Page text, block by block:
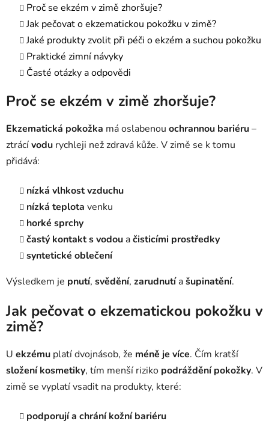
Proč se ekzém v zimě zhoršuje?
Jak pečovat o ekzematickou pokožku v zimě?
Jaké produkty zvolit při péči o ekzém a suchou pokožku
Praktické zimní návyky
Časté otázky a odpovědi
Proč se ekzém v zimě zhoršuje?
Ekzematická pokožka má oslabenou ochrannou bariéru–
ztrácívodu rychleji než zdravá kůže. V zimě se k tomu
přidává:
nízká vlhkost vzduchu
nízká teplota venku
horké sprchy
častý kontakt s vodou ačisticími prostředky
syntetické oblečení
Výsledkem je pnutí, svědění, zarudnutíašupinatění.
Jak pečovat o ekzematickou pokožku v
zimě?
U ekzému platí dvojnásob, že méně je více. Čím kratší
složení kosmetiky, tím menší riziko podráždění pokožky. V
zimě se vyplatí vsadit na produkty, které:
podporují a chrání kožní bariéru